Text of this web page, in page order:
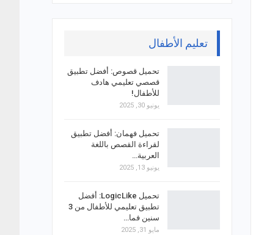
تعليم الأطفال
تحميل قصوص: أفضل تطبيق
قصصي تعليمي هادف
للأطفال!
يونيو 30, 2025
تحميل فهمان: أفضل تطبيق
لقراءة القصص باللغة
العربية…
يونيو 13, 2025
تحميل LogicLike: أفضل
تطبيق تعليمي للأطفال من 3
سنين فما…
مايو 31, 2025